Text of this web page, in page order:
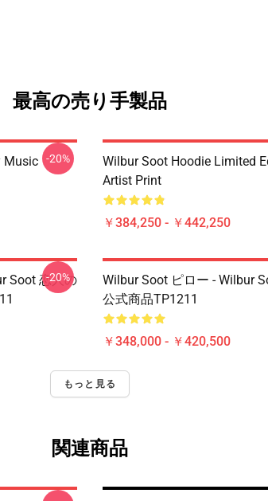
最高の売り手製品
Music
-20%
Wilbur Soot Hoodie Limited
Artist Print
￥384,250 - ￥442,250
Soot 恋人の
-20%
Wilbur Soot ピロー - Wilbur
公式商品TP1211
￥348,000 - ￥420,500
もっと見る
関連商品